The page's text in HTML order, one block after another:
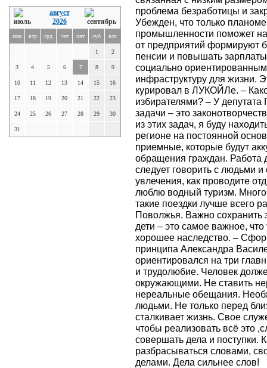
август
2026
пон втр срд чет пят суб вск
1 2
3 4 5 6 7 8 9
10 11 12 13 14 15 16
17 18 19 20 21 22 23
24 25 26 27 28 29 30
31
проблема безработицы и
Убежден, что только
промышленности поможет
от предприятий формируют
пенсии и повышать
социально
инфраструктуру для жизни.
курировал в ЛУКОЙЛе. –
избирателями? – У
задачи – это
из этих задач, я буду
регионе на постоянной
приемные, которые будут
обращения граждан. Работа
следует говорить с людьми
увлечения, как проводите
люблю водный туризм.
такие поездки лучше всего
Поволжья. Важно сохранить
дети – это самое важное,
хорошее наследство. –
принципа Александра
ориентировался на три
и трудолюбие. Человек
окружающими. Не ставить
нереальные обещания.
людьми. Не только перед
сталкивает жизнь. Свое
чтобы реализовать всё это
совершать дела и поступки.
разбрасываться словами,
делами. Дела сильнее слов!